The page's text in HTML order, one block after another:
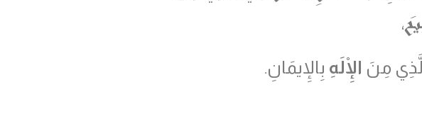
،
الَّذِي مِنَ الْإِلَهِ بِالإِيمَانِ.